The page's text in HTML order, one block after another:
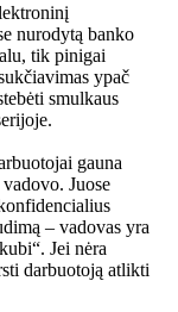
nurodytą banko
tik pinigai
ypač
smulkaus
gauna
Juose
– vadovas yra
Jei nėra
darbuotoją atlikti